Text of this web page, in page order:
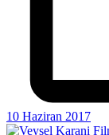
10 Haziran 2017